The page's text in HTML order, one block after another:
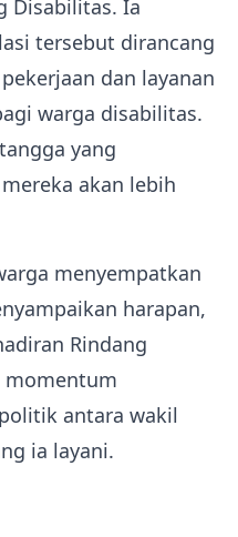
Disabilitas. Ia
tersebut dirancang
dan layanan
warga disabilitas.
yang
akan lebih
menyempatkan
harapan,
Rindang
momentum
antara wakil
ia layani.